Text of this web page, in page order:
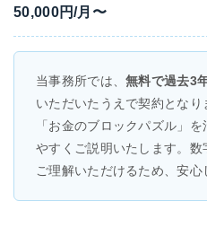
50,000円/月〜
当事務所では、無料で過去3
いただいたうえで契約となり
「お金のブロックパズル」
やすくご説明いたします。
ご理解いただけるため、安心